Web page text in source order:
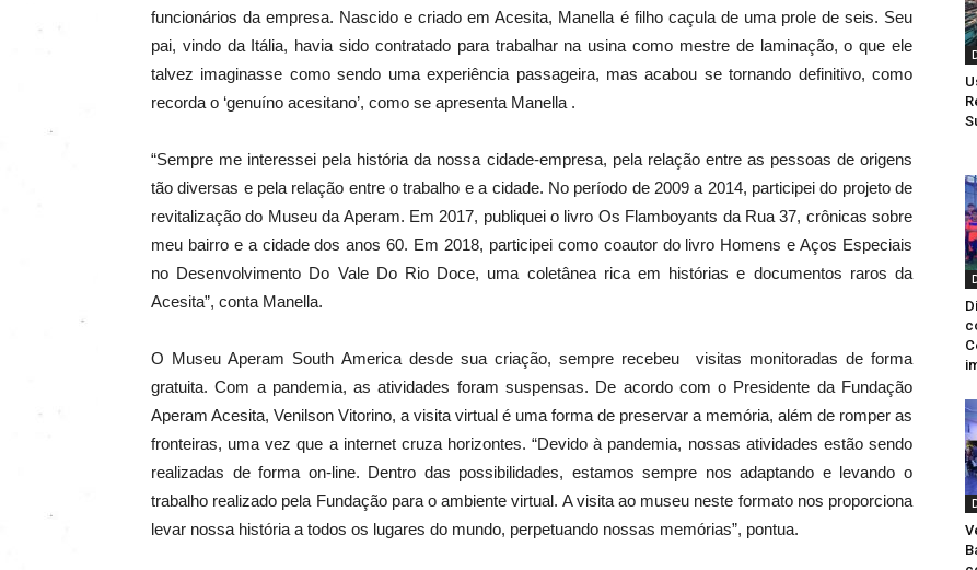
funcionários da empresa. Nascido e criado em Acesita, Manella é filho caçula de uma prole de seis. Seu
pai, vindo da Itália, havia sido contratado para trabalhar na usina como mestre de laminação, o que ele
talvez imaginasse como sendo uma experiência passageira, mas acabou se tornando definitivo, como
recorda o ‘genuíno acesitano’, como se apresenta Manella .
“Sempre me interessei pela história da nossa cidade-empresa, pela relação entre as pessoas de origens
tão diversas e pela relação entre o trabalho e a cidade. No período de 2009 a 2014, participei do projeto de
revitalização do Museu da Aperam. Em 2017, publiquei o livro Os Flamboyants da Rua 37, crônicas sobre
meu bairro e a cidade dos anos 60. Em 2018, participei como coautor do livro Homens e Aços Especiais
no Desenvolvimento Do Vale Do Rio Doce, uma coletânea rica em histórias e documentos raros da
Acesita”, conta Manella.
O Museu Aperam South America desde sua criação, sempre recebeu visitas monitoradas de forma
gratuita. Com a pandemia, as atividades foram suspensas. De acordo com o Presidente da Fundação
Aperam Acesita, Venilson Vitorino, a visita virtual é uma forma de preservar a memória, além de romper as
fronteiras, uma vez que a internet cruza horizontes. “Devido à pandemia, nossas atividades estão sendo
realizadas de forma on-line. Dentro das possibilidades, estamos sempre nos adaptando e levando o
trabalho realizado pela Fundação para o ambiente virtual. A visita ao museu neste formato nos proporciona
levar nossa história a todos os lugares do mundo, perpetuando nossas memórias”, pontua.